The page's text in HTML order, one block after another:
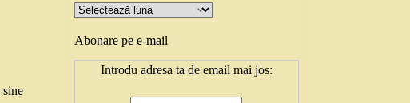
sine
Arhivă
blog
Abonare pe e-mail
Introdu adresa ta de email mai jos: